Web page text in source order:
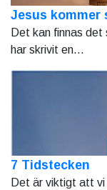
Jesus kommer
Det kan finnas
har skrivit en...
7 Tidstecken
Det är viktigt att